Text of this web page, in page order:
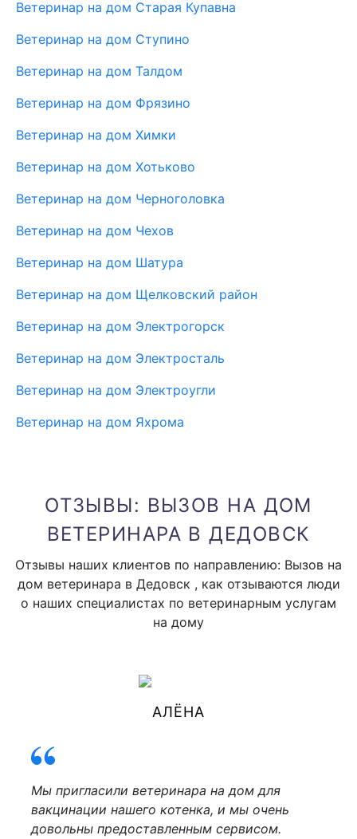
Ветеринар на дом Старая Купавна
Ветеринар на дом Ступино
Ветеринар на дом Талдом
Ветеринар на дом Фрязино
Ветеринар на дом Химки
Ветеринар на дом Хотьково
Ветеринар на дом Черноголовка
Ветеринар на дом Чехов
Ветеринар на дом Шатура
Ветеринар на дом Щелковский район
Ветеринар на дом Электрогорск
Ветеринар на дом Электросталь
Ветеринар на дом Электроугли
Ветеринар на дом Яхрома
ОТЗЫВЫ: ВЫЗОВ НА ДОМ
ВЕТЕРИНАРА В ДЕДОВСК
Отзывы наших клиентов по направлению: Вызов на
дом ветеринара в Дедовск , как отзываются люди
о наших специалистах по ветеринарным услугам
на дому
АЛЁНА
Мы пригласили ветеринара на дом для
вакцинации нашего котенка, и мы очень
довольны предоставленным сервисом.